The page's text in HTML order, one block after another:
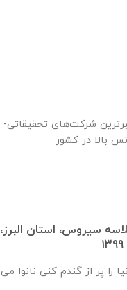
شركت‌های تحقیقاتی-
روند ساخت دبستان ٩ كلاسه سيروس، استان البرز،
را پر از گندم کنی نانوا می